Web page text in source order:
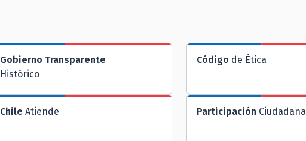
Gobierno Transparente
Histórico
Código de Ética
Chile Atiende Participación Ciudadana